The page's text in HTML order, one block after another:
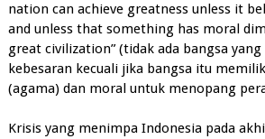
nation can achieve greatness unless it
and unless that something has moral
great civilization” (tidak ada bangsa
kebesaran kecuali jika bangsa itu
(agama) dan moral untuk menopang
Krisis yang menimpa Indonesia pada